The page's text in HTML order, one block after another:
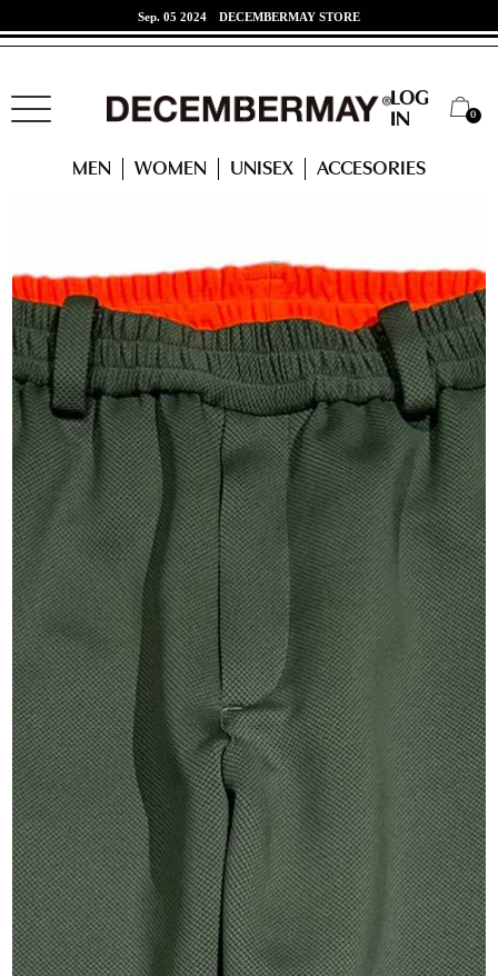
Jun. 07 2024 東海道新幹線 x DECEMBERMAYコラボ！
LOG
IN
0
MEN WOMEN UNISEX ACCESORIES
MEN Double knit Widejog pants / MAN